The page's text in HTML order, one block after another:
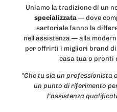
Uniamo la tradizione di un
specializzata — dove
sartoriale fanno la
nell'assistenza — alla
per offrirti i migliori brand di
casa tua o pronti
"Che tu sia un professionista
un punto di riferimento
l'assistenza